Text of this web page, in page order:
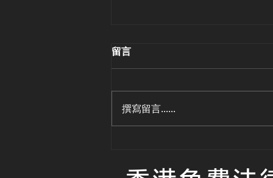
留言
撰寫留言......